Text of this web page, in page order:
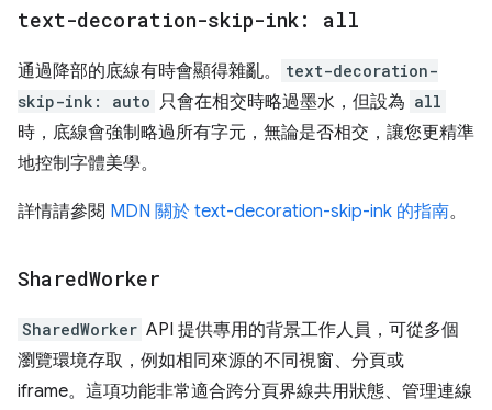
text-decoration-skip-ink: all
通過降部的底線有時會顯得雜亂。
text-decoration-
skip-ink: auto 只會在相交時略過墨水，但設為 all
時，底線會強制略過所有字元，無論是否相交，讓您更精準
地控制字體美學。
詳情請參閱 MDN 關於 text-decoration-skip-ink 的指南。
SharedWorker
SharedWorker API 提供專用的背景工作人員，可從多個
瀏覽環境存取，例如相同來源的不同視窗、分頁或
iframe。這項功能非常適合跨分頁界線共用狀態、管理連線